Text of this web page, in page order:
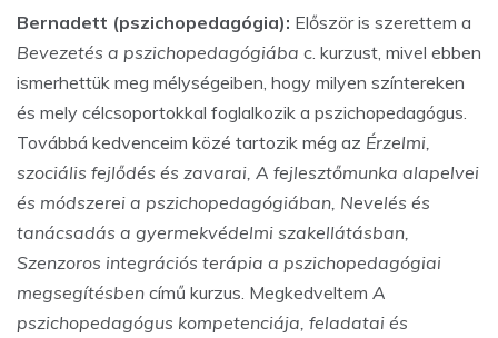
Bernadett (pszichopedagógia): Először is szerettem a
Bevezetés a pszichopedagógiába c. kurzust, mivel ebben
ismerhettük meg mélységeiben, hogy milyen színtereken
és mely célcsoportokkal foglalkozik a pszichopedagógus.
Továbbá kedvenceim közé tartozik még az Érzelmi,
szociális fejlődés és zavarai, A fejlesztőmunka alapelvei
és módszerei a pszichopedagógiában, Nevelés és
tanácsadás a gyermekvédelmi szakellátásban,
Szenzoros integrációs terápia a pszichopedagógiai
megsegítésben című kurzus. Megkedveltem A
pszichopedagógus kompetenciája, feladatai és